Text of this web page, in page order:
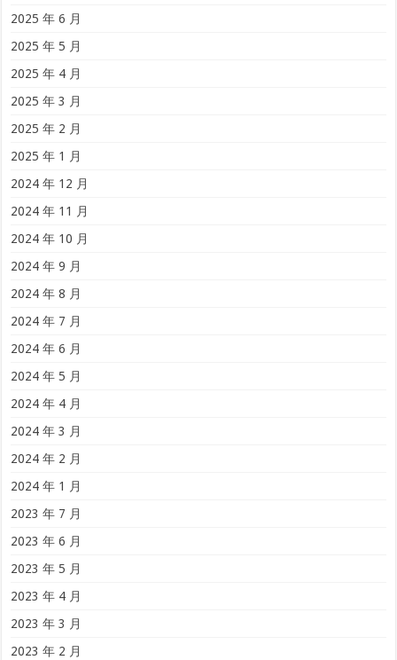
2025 年 6 月
2025 年 5 月
2025 年 4 月
2025 年 3 月
2025 年 2 月
2025 年 1 月
2024 年 12 月
2024 年 11 月
2024 年 10 月
2024 年 9 月
2024 年 8 月
2024 年 7 月
2024 年 6 月
2024 年 5 月
2024 年 4 月
2024 年 3 月
2024 年 2 月
2024 年 1 月
2023 年 7 月
2023 年 6 月
2023 年 5 月
2023 年 4 月
2023 年 3 月
2023 年 2 月